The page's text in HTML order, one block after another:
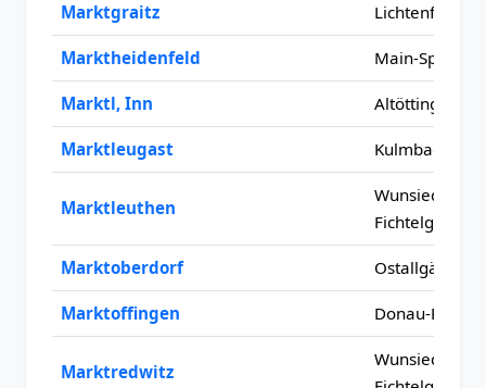
Marktgraitz Lichtenfels
Marktheidenfeld Main-Spessart
Marktl, Inn Altötting
Marktleugast Kulmbach
Marktleuthen
Wunsiedel im
Fichtelgebirge
Marktoberdorf Ostallgäu
Marktoffingen Donau-Ries
Marktredwitz
Wunsiedel im